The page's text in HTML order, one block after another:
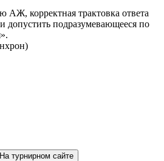
корректная трактовка ответа
допустить подразумевающееся по
На турнирном сайте